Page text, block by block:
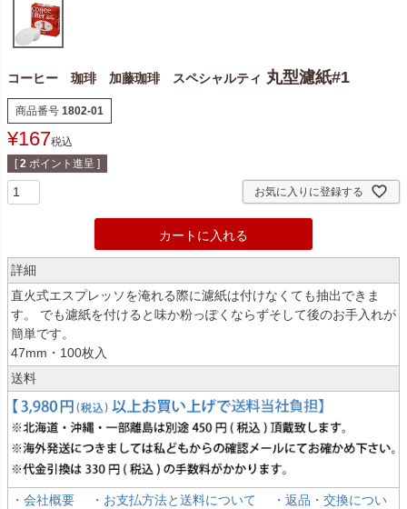
コーヒー 珈琲 加藤珈琲 スペシャルティ 丸型濾紙#1
商品番号 1802-01
¥167税込
[ 2 ポイント進呈 ]
お気に入りに登録する
カートに入れる
詳細
直火式エスプレッソを淹れる際に濾紙は付けなくても抽出できま
す。 でも濾紙を付けると味か粉っぽくならずそして後のお手入れが
簡単です。
47mm・100枚入
送料
・会社概要 ・お支払方法と送料について
・返品・交換につい